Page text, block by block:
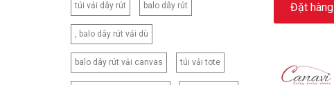
túi vải dây rút balo dây rút
, balo dây rút vải dù
balo dây rút vải canvas túi vải tote
Đặt hàng